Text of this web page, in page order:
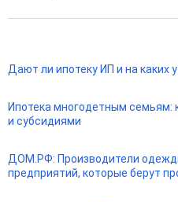
Дают ли ипотеку ИП и на каких
Ипотека многодетным семьям:
и субсидиями
ДОМ.РФ: Производители
предприятий, которые берут